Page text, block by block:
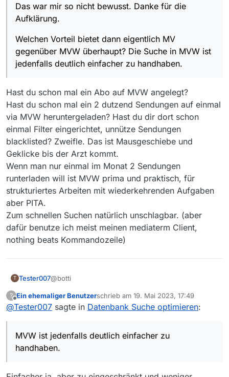
Das war mir so nicht bewusst. Danke für die
Aufklärung.
Welchen Vorteil bietet dann eigentlich MV
gegenüber MVW überhaupt? Die Suche in MVW ist
jedenfalls deutlich einfacher zu handhaben.
Hast du schon mal ein Abo auf MVW angelegt?
Hast du schon mal ein 2 dutzend Sendungen auf einmal
via MVW heruntergeladen? Hast du dir dort schon
einmal Filter eingerichtet, unnütze Sendungen
blacklisted? Zweifle. Das ist Mausgeschiebe und
Geklicke bis der Arzt kommt.
Wenn man nur einmal im Monat 2 Sendungen
runterladen will ist MVW prima und praktisch, für
strukturiertes Arbeiten mit wiederkehrenden Aufgaben
aber PITA.
Zum schnellen Suchen natürlich unschlagbar. (aber
dafür benutze ich meist meinen mediaterm Client,
nothing beats Kommandozeile)
T Tester007@botti
Das war mir so nicht bewusst. Danke für die
Aufklärung.
jedenfalls deutlich einfacher zu handhaben.
?
Offline
Ein ehemaliger Benutzerschrieb am 19. Mai 2023, 17:49
zuletzt editiert von
@Tester007 sagte in Datenbank Suche optimieren:
MVW ist jedenfalls deutlich einfacher zu
handhaben.